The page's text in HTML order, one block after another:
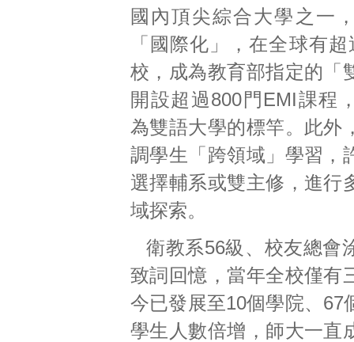
國內頂尖綜合大學之一
「國際化」，在全球有
校，成為教育部指定的「
開設超過800門EMI課程
為雙語大學的標竿。此外
調學生「跨領域」學習，
選擇輔系或雙主修，進行
域探索。
衛教系56級、校友總會
致詞回憶，當年全校僅有
今已發展至10個學院、67
學生人數倍增，師大一直